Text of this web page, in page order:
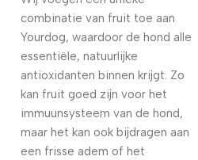
combinatie van fruit toe aan
Yourdog, waardoor de hond alle
essentiële, natuurlijke
antioxidanten binnen krijgt. Zo
kan fruit goed zijn voor het
immuunsysteem van de hond,
maar het kan ook bijdragen aan
een frisse adem of het